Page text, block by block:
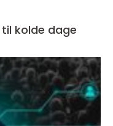
kolde dage